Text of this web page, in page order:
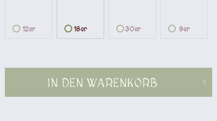
12er 18er 30er 9er
IN DEN WARENKORB